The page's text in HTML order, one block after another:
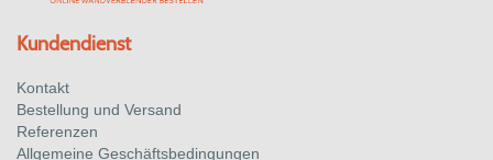
Kundendienst
Kontakt
Bestellung und Versand
Referenzen
Allgemeine Geschäftsbedingungen